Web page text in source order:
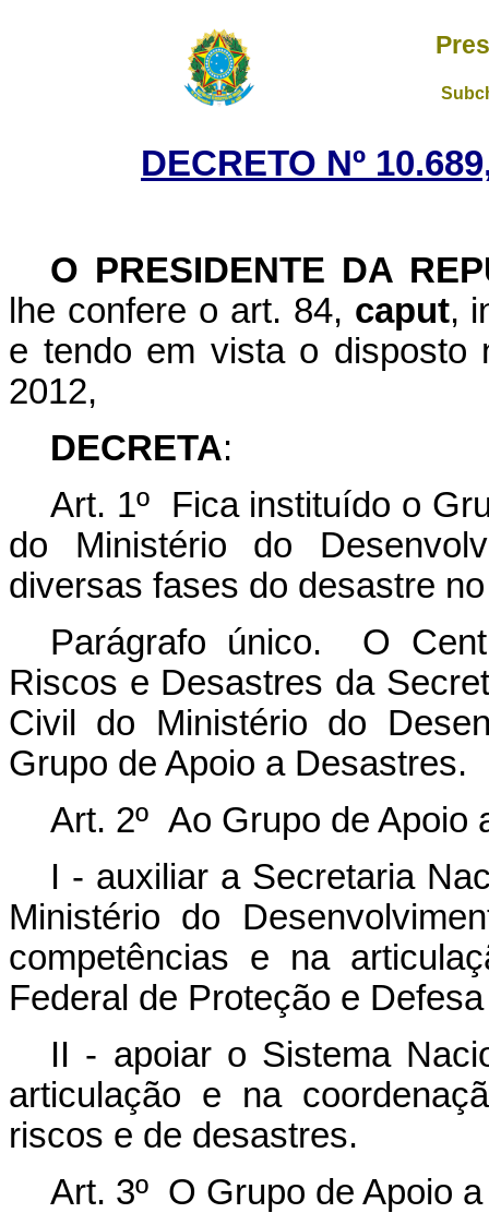
DECRETO Nº
O PRESIDENTE DA
lhe confere o art. 84, caput,
e tendo em vista o disposto
2012,
DECRETA:
Art. 1º Fica instituído o
do Ministério do
diversas fases do desastre
Parágrafo único. O
Riscos e Desastres da
Civil do Ministério do
Grupo de Apoio a Desastres.
Art. 2º Ao Grupo de Apoio
I - auxiliar a Secretaria
Ministério do
competências e na
Federal de Proteção e
II - apoiar o Sistema
articulação e na
riscos e de desastres.
Art. 3º O Grupo de Apoio